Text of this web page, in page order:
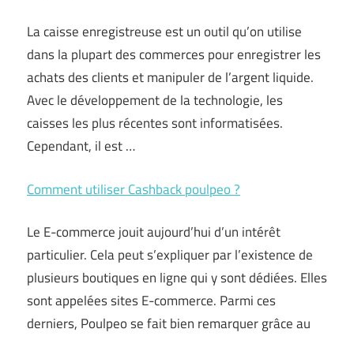
La caisse enregistreuse est un outil qu’on utilise
dans la plupart des commerces pour enregistrer les
achats des clients et manipuler de l’argent liquide.
Avec le développement de la technologie, les
caisses les plus récentes sont informatisées.
Cependant, il est …
Comment utiliser Cashback poulpeo ?
Le E-commerce jouit aujourd’hui d’un intérêt
particulier. Cela peut s’expliquer par l’existence de
plusieurs boutiques en ligne qui y sont dédiées. Elles
sont appelées sites E-commerce. Parmi ces
derniers, Poulpeo se fait bien remarquer grâce au